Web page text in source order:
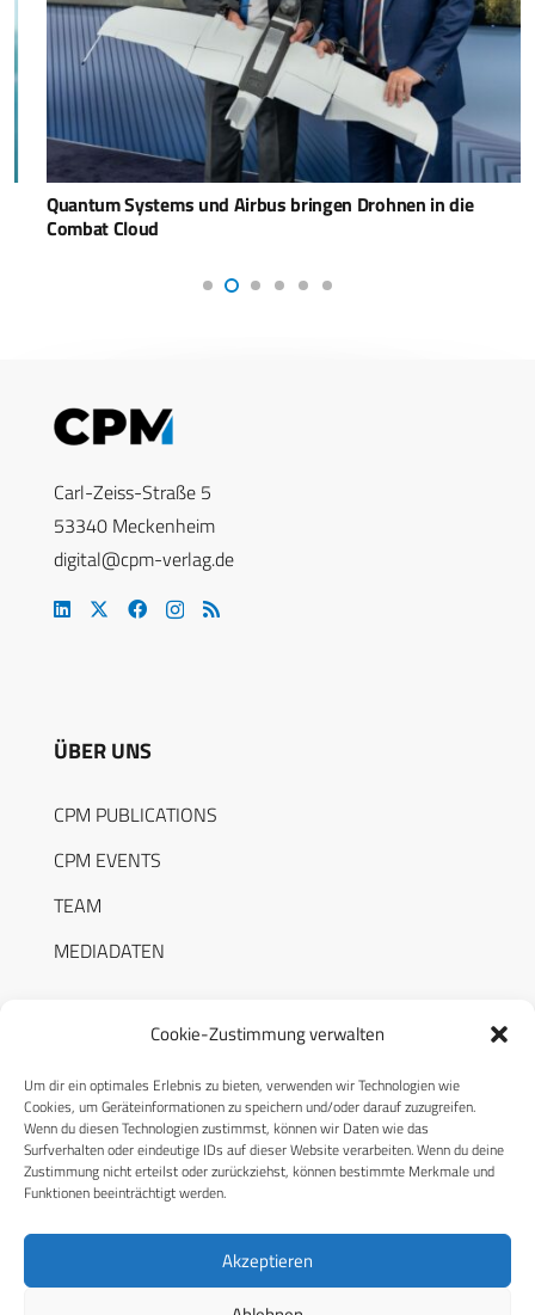
Cookie-Zustimmung verwalten
Um dir ein optimales Erlebnis zu bieten, verwenden wir Technologien wie
Cookies, um Geräteinformationen zu speichern und/oder darauf zuzugreifen.
Wenn du diesen Technologien zustimmst, können wir Daten wie das
Surfverhalten oder eindeutige IDs auf dieser Website verarbeiten. Wenn du deine
Zustimmung nicht erteilst oder zurückziehst, können bestimmte Merkmale und
Funktionen beeinträchtigt werden.
Akzeptieren
Quantum Systems und Airbus bringen Drohnen in die
Combat Cloud
Carl-Zeiss-Straße 5
53340 Meckenheim
digital@cpm-verlag.de
ÜBER UNS
CPM PUBLICATIONS
CPM EVENTS
TEAM
MEDIADATEN
RECHTLICHES
Datenschutzerklärung
Cookie-Richtlinie (EU)